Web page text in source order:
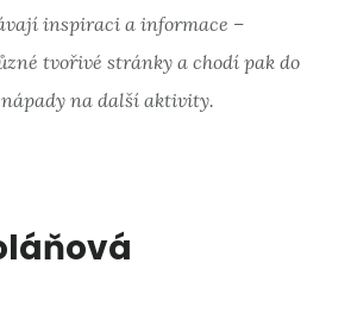
inspiraci a informace –
tvořivé stránky a chodí pak do
na další aktivity.